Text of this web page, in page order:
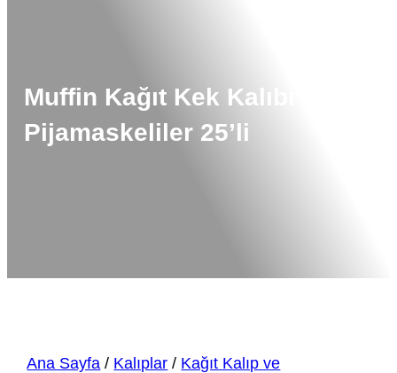
Muffin Kağıt Kek Kalıbı
Pijamaskeliler 25’li
Ana Sayfa / Kalıplar / Kağıt Kalıp ve